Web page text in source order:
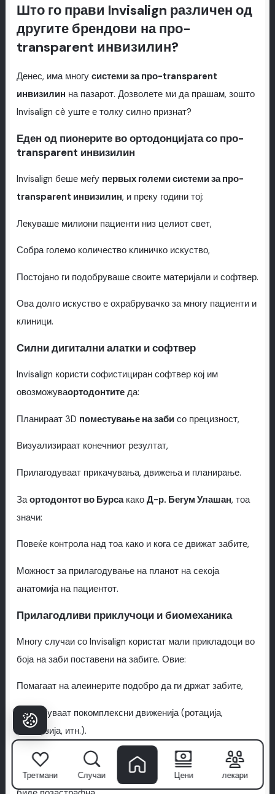
Што го прави Invisalign различен од
другите брендови на про-
transparent инвизилин?
Денес, има многу системи за про-transparent
инвизилин на пазарот. Дозволете ми да прашам, зошто
Invisalign сè уште е толку силно признат?
Еден од пионерите во ортодонцијата со про-
transparent инвизилин
Invisalign беше меѓу первых големи системи за про-
transparent инвизилин, и преку години тој:
Лекуваше милиони пациенти низ целиот свет,
Собра големо количество клиничко искуство,
Постојано ги подобруваше своите материјали и софтвер.
Ова долго искуство е охрабрувачко за многу пациенти и
клиници.
Силни дигитални алатки и софтвер
Invisalign користи софистициран софтвер кој им
овозможуваортодонтитеда:
Планираат 3D поместување на забисо прецизност,
Визуализираат конечниот резултат,
Прилагодуваат прикачувања, движења и планирање.
Заортодонтот во Бурсакако Д-р. Бегум Улашан, тоа
значи:
Повеќе контрола над тоа како и кога се движат забите,
Можност за прилагодување на планот на секоја
анатомија на пациентот.
Прилагодливи приклучоци и биомеханика
Многу случаи со Invisalign користат мали прикладоци во
боја на заби поставени на забите. Овие:
Помагаат на алеинерите подобро да ги држат забите,
Дозволуваат покомплексни движенија (ротација,
екструзија, итн.).
Оваа биомеханика е внимателно дизајнирана во
дигиталниот план, што правиортодонтска терапијада
Третмани Случаи Цени лекари